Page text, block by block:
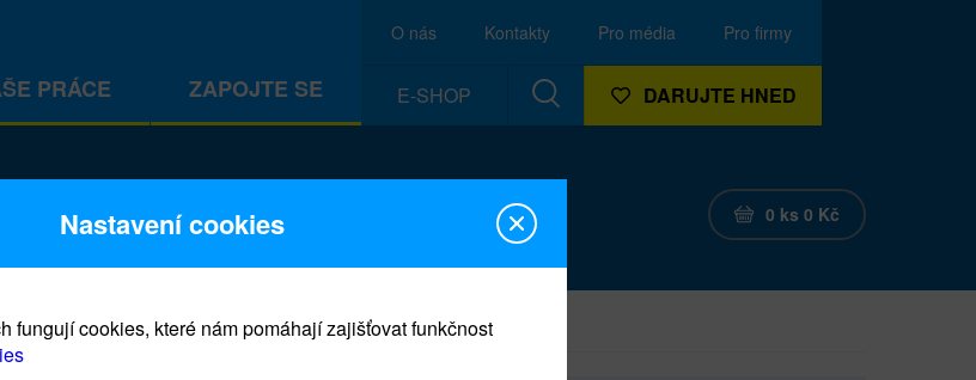
PRÁCE ZAPOJTE SE
O nás Kontakty Pro média Pro firmy
E-SHOP DARUJTE HNED
0 ks 0 Kč
Nastavení cookies
fungují cookies, které nám pomáhají zajišťovat funkčnost